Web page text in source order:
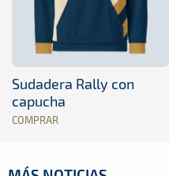
Sudadera Rally con
capucha
COMPRAR